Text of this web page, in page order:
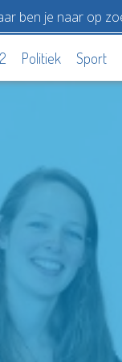
Politiek Sport